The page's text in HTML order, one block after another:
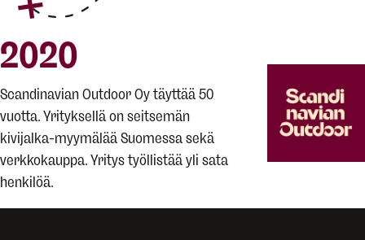
2020
Scandinavian Outdoor Oy täyttää 50
vuotta. Yrityksellä on seitsemän
kivijalka-myymälää Suomessa sekä
verkkokauppa. Yritys työllistää yli sata
henkilöä.